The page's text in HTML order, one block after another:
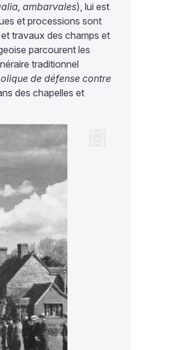
ambarvales), lui est
et processions sont
travaux des champs et
parcourent les
traditionnel
de défense contre
des chapelles et